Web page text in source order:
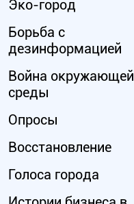
Эко-город
Борьба с
дезинформацией
Война окружающей
среды
Опросы
Восстановление
Голоса города